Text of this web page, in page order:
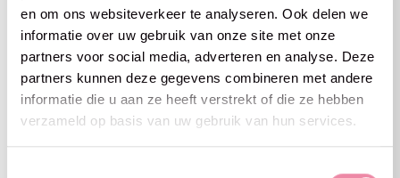
en om ons websiteverkeer te analyseren. Ook delen we
informatie over uw gebruik van onze site met onze
partners voor social media, adverteren en analyse. Deze
partners kunnen deze gegevens combineren met andere
informatie die u aan ze heeft verstrekt of die ze hebben
verzameld op basis van uw gebruik van hun services.